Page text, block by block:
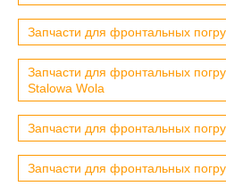
Запчасти для фронтальных
Запчасти для фронтальных
Stalowa Wola
Запчасти для фронтальных
Запчасти для фронтальных